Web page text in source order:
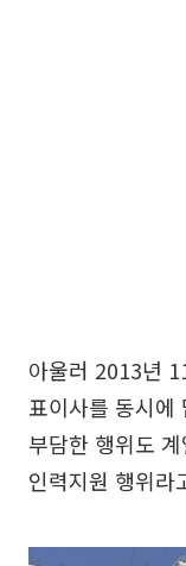
아울러 2013년
표이사를 동시에
부담한 행위도
인력지원 행위라